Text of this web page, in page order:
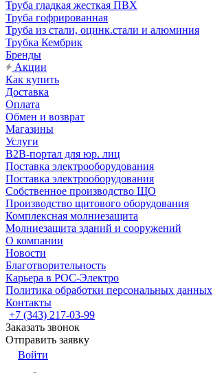
Труба гладкая жесткая ПВХ
Труба гофрированная
Труба из стали, оцинк.стали и алюминия
Трубка Кембрик
Бренды
Акции
Как купить
Доставка
Оплата
Обмен и возврат
Магазины
Услуги
B2B-портал для юр. лиц
Поставка электрооборудования
Поставка электрооборудования
Собственное производство ЩО
Производство щитового оборудования
Комплексная молниезащита
Молниезащита зданий и сооружений
О компании
Новости
Благотворительность
Карьера в РОС-Электро
Политика обработки персональных данных
Контакты
+7 (343) 217-03-99
Заказать звонок
Отправить заявку
Войти